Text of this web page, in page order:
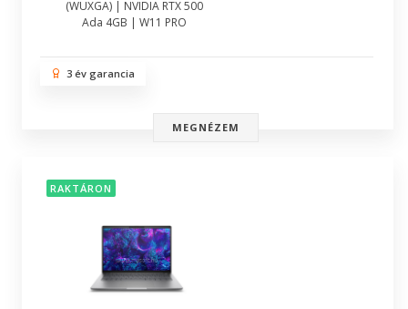
(WUXGA) | NVIDIA RTX 500
Ada 4GB | W11 PRO
3 év garancia
MEGNÉZEM
RAKTÁRON